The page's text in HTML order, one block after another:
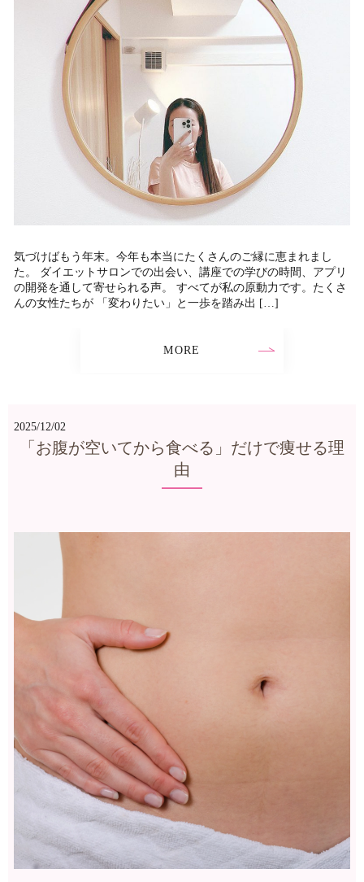
気づけばもう年末。今年も本当にたくさんのご縁に恵まれまし
た。 ダイエットサロンでの出会い、講座での学びの時間、アプリ
の開発を通して寄せられる声。 すべてが私の原動力です。たくさ
んの女性たちが 「変わりたい」と一歩を踏み出 […]
MORE
2025/12/02
「お腹が空いてから食べる」だけで痩せる理
由